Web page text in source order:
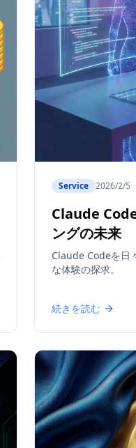
Service 2026/2/5
Claude
ングの未来
Claude Codeを日
な体験の探求。
続きを読む